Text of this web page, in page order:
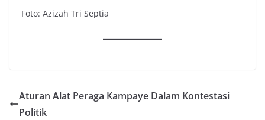
Foto: Azizah Tri Septia
Aturan Alat Peraga Kampaye Dalam Kontestasi
Politik